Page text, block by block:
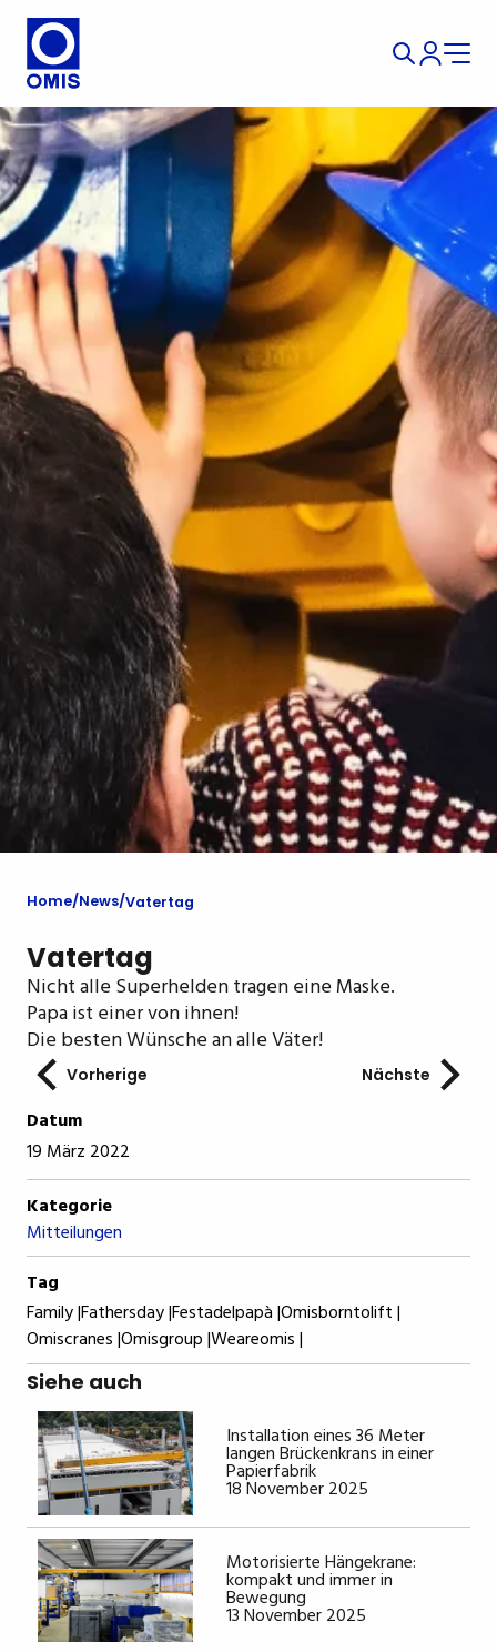
Home News Vatertag
Datum
19 März 2022
Kategorie
Mitteilungen
Tag
Family |Fathersday |Festadelpapà |Omisborntolift |
Omiscranes |Omisgroup |Weareomis |
Siehe auch
Installation eines 36 Meter
langen Brückenkrans in einer
Papierfabrik
18 November 2025
Motorisierte Hängekrane:
kompakt und immer in
Bewegung
13 November 2025
Vatertag
Nicht alle Superhelden tragen eine Maske.
Papa ist einer von ihnen!
Die besten Wünsche an alle Väter!
Vorherige Nächste